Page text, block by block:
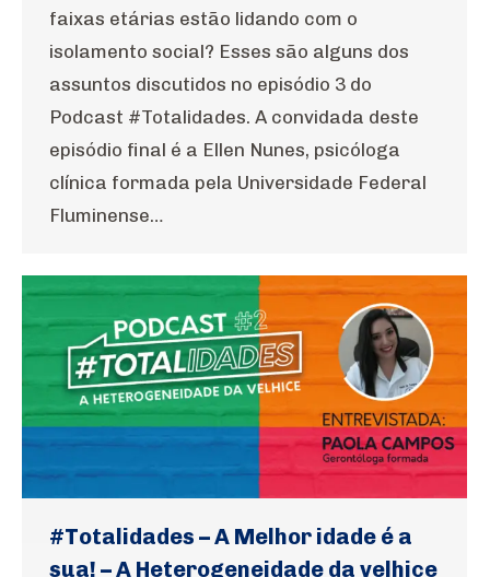
faixas etárias estão lidando com o
isolamento social? Esses são alguns dos
assuntos discutidos no episódio 3 do
Podcast #Totalidades. A convidada deste
episódio final é a Ellen Nunes, psicóloga
clínica formada pela Universidade Federal
Fluminense…
#Totalidades – A Melhor idade é a
sua! – A Heterogeneidade da velhice